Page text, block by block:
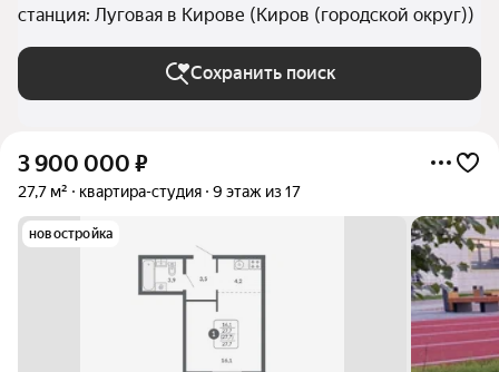
станция: Луговая в Кирове (Киров (городской округ))
Сохранить поиск
3 900 000 ₽
27,7 м² квартира-студия 9 этаж из 17
новостройка